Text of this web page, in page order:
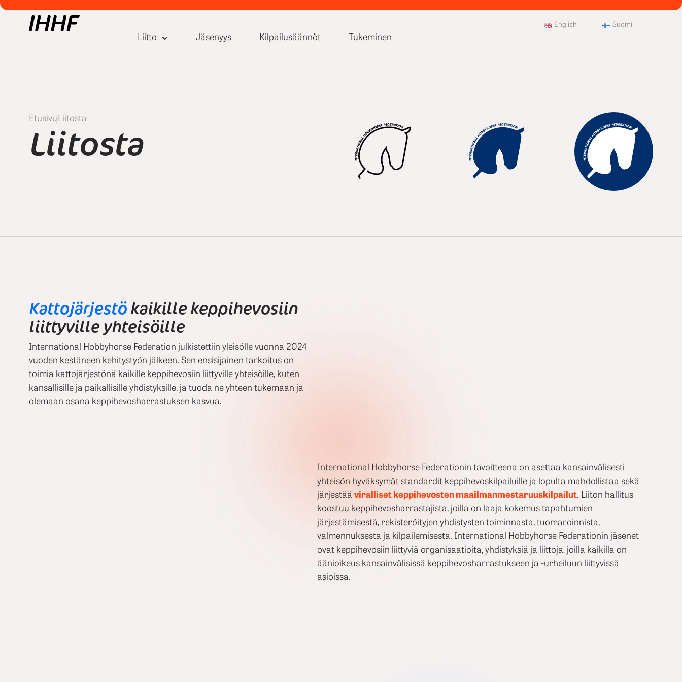
Liitto Jäsenyys Kilpailusäännöt Tukeminen
English Suomi
EtusivuLiitosta
Liitosta
Kattojärjestökaikille keppihevosiin
liittyville yhteisöille
International Hobbyhorse Federation julkistettiin yleisölle vuonna 2024
vuoden kestäneen kehitystyön jälkeen. Sen ensisijainen tarkoitus on
toimia kattojärjestönä kaikille keppihevosiin liittyville yhteisöille, kuten
kansallisille ja paikallisille yhdistyksille, ja tuoda ne yhteen tukemaan ja
olemaan osana keppihevosharrastuksen kasvua.
International Hobbyhorse Federationin tavoitteena on asettaa kansainvälisesti
yhteisön hyväksymät standardit keppihevoskilpailuille ja lopulta mahdollistaa sekä
järjestääviralliset keppihevosten maailmanmestaruuskilpailut. Liiton hallitus
koostuu keppihevosharrastajista, joilla on laaja kokemus tapahtumien
järjestämisestä, rekisteröityjen yhdistysten toiminnasta, tuomaroinnista,
valmennuksesta ja kilpailemisesta. International Hobbyhorse Federationin jäsenet
ovat keppihevosiin liittyviä organisaatioita, yhdistyksiä ja liittoja, joilla kaikilla on
äänioikeus kansainvälisissä keppihevosharrastukseen ja -urheiluun liittyvissä
asioissa.